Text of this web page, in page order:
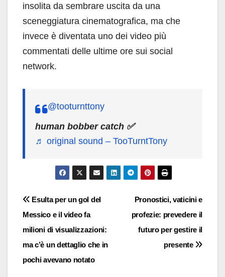
insolita da sembrare uscita da una
sceneggiatura cinematografica, ma che
invece è diventata uno dei video più
commentati delle ultime ore sui social
network.
@tooturnttony
human bobber catch ✅
♬ original sound – TooTurntTony
Navigazione
articoli
Pronostici, vaticini e
profezie: prevedere il
futuro per gestire il
presente
Esulta per un gol del
Messico e il video fa
milioni di visualizzazioni:
ma c’è un dettaglio che in
pochi avevano notato